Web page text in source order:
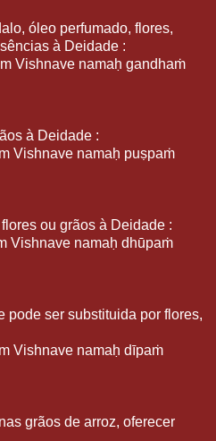
óleo perfumado, flores,
à Deidade :
namaḥ gandhaṁ
à Deidade :
namaḥ puṣpaṁ
ou grãos à Deidade :
namaḥ dhūpaṁ
pode ser substituida por flores,
namaḥ dīpaṁ
grãos de arroz, oferecer